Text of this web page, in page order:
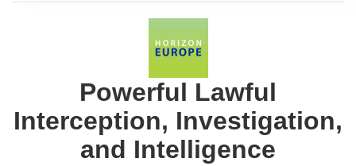
Powerful Lawful
Interception, Investigation,
and Intelligence